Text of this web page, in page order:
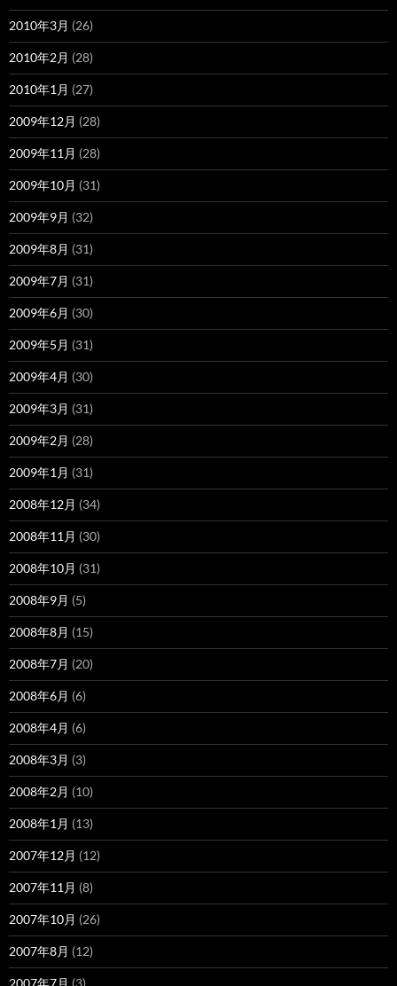
2010年3月 (26)
2010年2月 (28)
2010年1月 (27)
2009年12月 (28)
2009年11月 (28)
2009年10月 (31)
2009年9月 (32)
2009年8月 (31)
2009年7月 (31)
2009年6月 (30)
2009年5月 (31)
2009年4月 (30)
2009年3月 (31)
2009年2月 (28)
2009年1月 (31)
2008年12月 (34)
2008年11月 (30)
2008年10月 (31)
2008年9月 (5)
2008年8月 (15)
2008年7月 (20)
2008年6月 (6)
2008年4月 (6)
2008年3月 (3)
2008年2月 (10)
2008年1月 (13)
2007年12月 (12)
2007年11月 (8)
2007年10月 (26)
2007年8月 (12)